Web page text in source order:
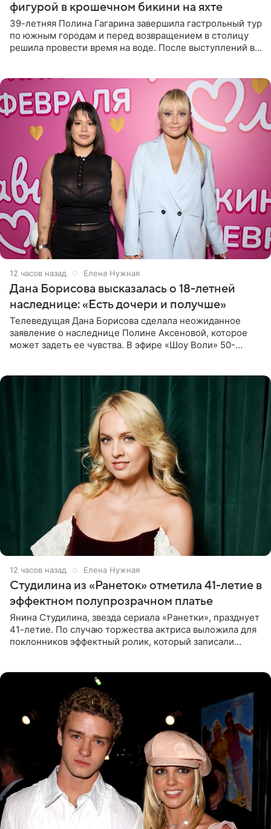
фигурой в крошечном бикини на яхте
39-летняя Полина Гагарина завершила гастрольный тур
по южным городам и перед возвращением в столицу
решила провести время на воде. После выступлений в
12 часов назад Елена Нужная
Дана Борисова высказалась о 18-летней
наследнице: «Есть дочери и получше»
Телеведущая Дана Борисова сделала неожиданное
заявление о наследнице Полине Аксеновой, которое
может задеть ее чувства. В эфире «Шоу Воли» 50-
12 часов назад Елена Нужная
Студилина из «Ранеток» отметила 41-летие в
эффектном полупрозрачном платье
Янина Студилина, звезда сериала «Ранетки», празднует
41-летие. По случаю торжества актриса выложила для
поклонников эффектный ролик, который записали